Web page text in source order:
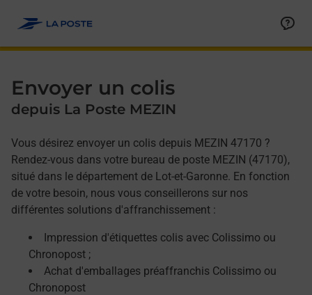
Envoyer un colis
depuis La Poste MEZIN
Vous désirez envoyer un colis depuis MEZIN 47170 ?
Rendez-vous dans votre bureau de poste MEZIN (47170),
situé dans le département de Lot-et-Garonne. En fonction
de votre besoin, nous vous conseillerons sur nos
différentes solutions d'affranchissement :
Impression d'étiquettes colis avec Colissimo ou
Chronopost ;
Achat d'emballages préaffranchis Colissimo ou
Chronopost